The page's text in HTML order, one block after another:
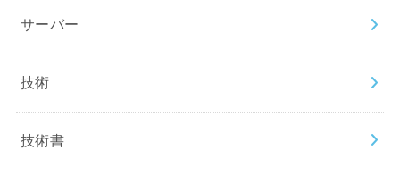
サーバー
技術
技術書